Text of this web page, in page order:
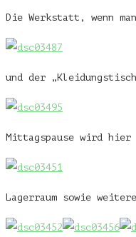
Die Werkstatt, wenn
und der
Mittagspause wird hier
Lagerraum sowie